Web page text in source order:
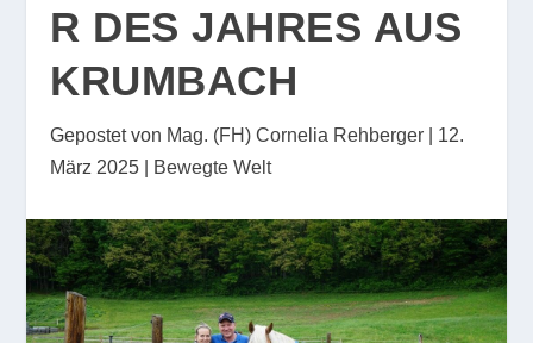
R DES JAHRES AUS
KRUMBACH
Gepostet von Mag. (FH) Cornelia Rehberger
12.
März 2025
Bewegte Welt